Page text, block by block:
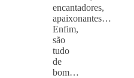
encantadores,
apaixonantes…
Enfim,
são
tudo
de
bom…